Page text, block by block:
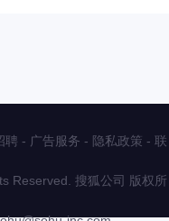
聘 - 广告服务 - 隐私政策 - 联
Reserved. 搜狐公司 版权所